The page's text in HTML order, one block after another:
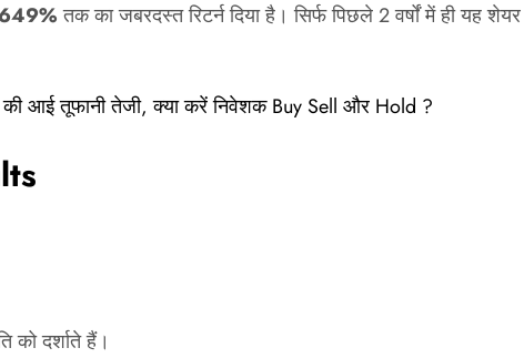
तक का जबरदस्त रिटर्न दिया है। सिर्फ पिछले 2 वर्षों में ही यह शेयर
आई तूफानी तेजी, क्या करें निवेशक Buy Sell और Hold ?
दर्शाते हैं।